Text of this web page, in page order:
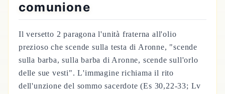
comunione
Il versetto 2 paragona l'unità fraterna all'olio
prezioso che scende sulla testa di Aronne, "scende
sulla barba, sulla barba di Aronne, scende sull'orlo
delle sue vesti". L'immagine richiama il rito
dell'unzione del sommo sacerdote (Es 30,22-33; Lv